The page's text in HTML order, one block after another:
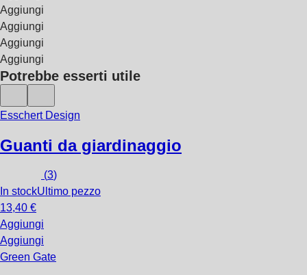
Aggiungi
Aggiungi
Aggiungi
Aggiungi
Potrebbe esserti utile
Esschert Design
Guanti da giardinaggio
(3)
In stockUltimo pezzo
13,40 €
Aggiungi
Aggiungi
Green Gate